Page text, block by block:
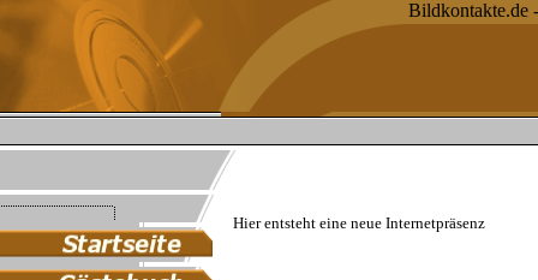
Hier entsteht eine neue Internetpräsenz
Bildkontakte.de